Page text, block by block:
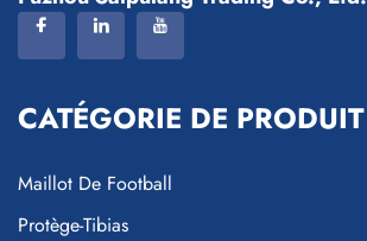
CATÉGORIE DE PRODUIT
Maillot De Football
Protège-Tibias